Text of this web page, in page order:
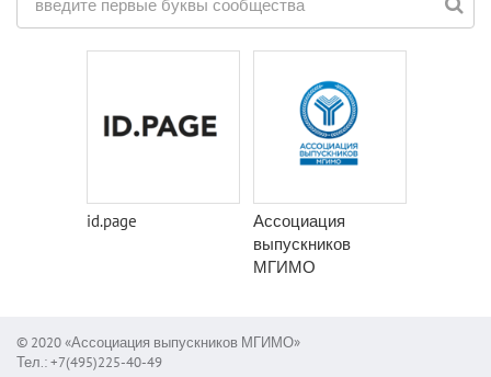
id.page
Ассоциация
выпускников
МГИМО
© 2020 «Ассоциация выпускников МГИМО»
Тел.: +7(495)225-40-49